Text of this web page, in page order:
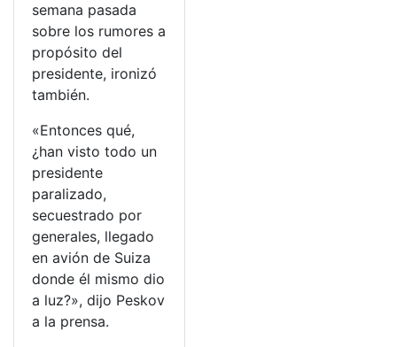
semana pasada
sobre los rumores a
propósito del
presidente, ironizó
también.
«Entonces qué,
¿han visto todo un
presidente
paralizado,
secuestrado por
generales, llegado
en avión de Suiza
donde él mismo dio
a luz?», dijo Peskov
a la prensa.